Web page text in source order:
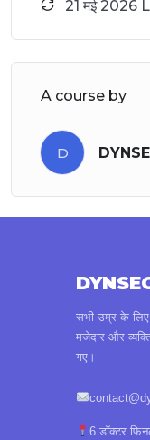
21 मई 2026
A course by
D
सभी उम्र के लिए
मजेदार और
गए।
6 डॉक्टर